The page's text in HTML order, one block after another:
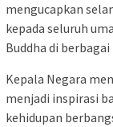
mengucapkan
kepada seluruh
Buddha di berbagai
Kepala Negara
menjadi inspirasi
kehidupan